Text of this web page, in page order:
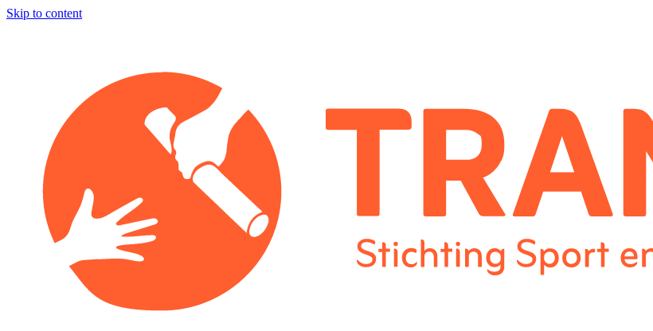
Skip to content